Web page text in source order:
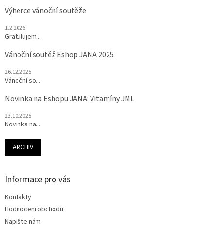
Výherce vánoční soutěže
1.2.2026
Gratulujem...
Vánoční soutěž Eshop JANA 2025
26.12.2025
Vánoční so...
Novinka na Eshopu JANA: Vitamíny JML
23.10.2025
Novinka na...
ARCHIV
Informace pro vás
Kontakty
Hodnocení obchodu
Napište nám